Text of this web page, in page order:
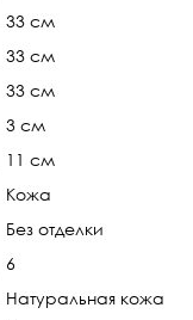
33 см
33 см
33 см
3 см
11 см
Кожа
Без отделки
6
Натуральная кожа